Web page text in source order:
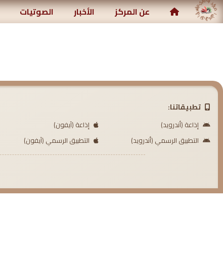
الصالحين الإسلامي عن المركز الأخبار الصوتيات
تطبيقاتنا:
إذاعة (أندرويد)
إذاعة (آيفون)
التطبيق الرسمي (أندرويد)
التطبيق الرسمي (آيفون)